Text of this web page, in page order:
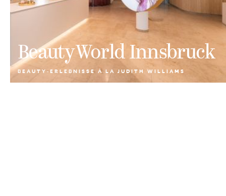
Beauty World Innsbruck
BEAUTY-ERLEBNISSE Á LA JUDITH WILLIAMS